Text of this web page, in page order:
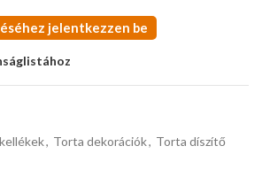
jelentkezzen be
, Torta dekorációk, Torta díszítő